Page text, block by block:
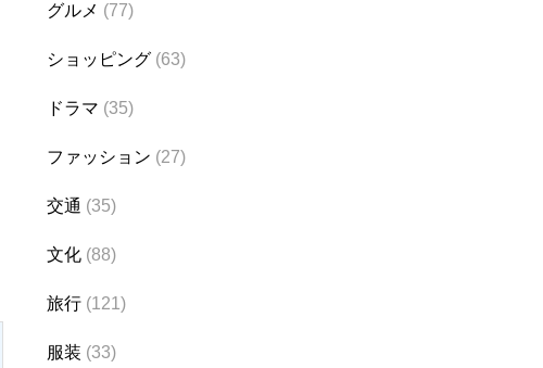
グルメ (77)
ショッピング (63)
ドラマ (35)
ファッション (27)
交通 (35)
文化 (88)
旅行 (121)
服装 (33)